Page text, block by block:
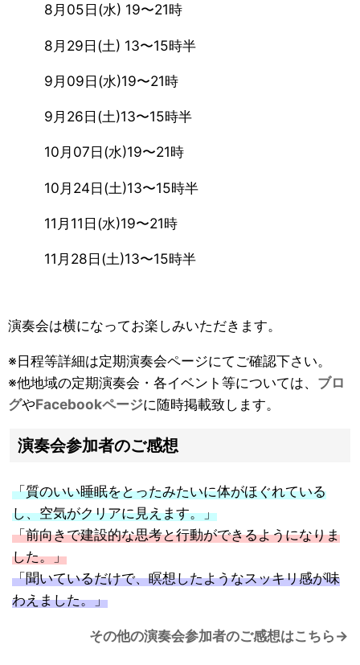
8月05日(水) 19〜21時
8月29日(土) 13〜15時半
9月09日(水)19〜21時
9月26日(土)13〜15時半
10月07日(水)19〜21時
10月24日(土)13〜15時半
11月11日(水)19〜21時
11月28日(土)13〜15時半
演奏会は横になってお楽しみいただきます。
※日程等詳細は定期演奏会ページにてご確認下さい。
※他地域の定期演奏会・各イベント等については、 ブロ
グやFacebookページに随時掲載致します。
演奏会参加者のご感想
「質のいい睡眠をとったみたいに体がほぐれている
し、空気がクリアに見えます。」
「前向きで建設的な思考と行動ができるようになりま
した。」
「聞いているだけで、瞑想したようなスッキリ感が味
わえました。」
その他の演奏会参加者のご感想はこちら→